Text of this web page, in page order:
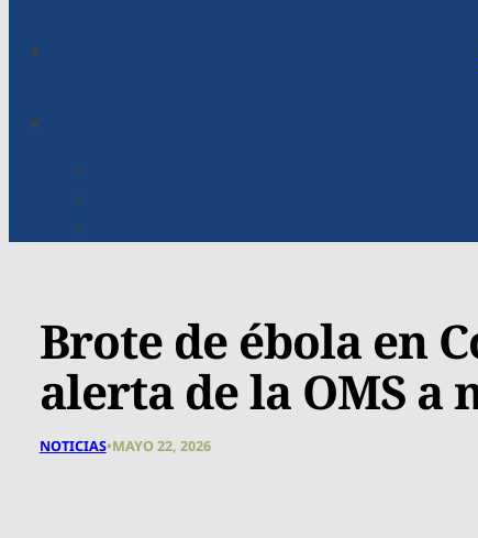
Brote de ébola en
alerta de la OMS a
NOTICIAS•MAYO 22, 2026